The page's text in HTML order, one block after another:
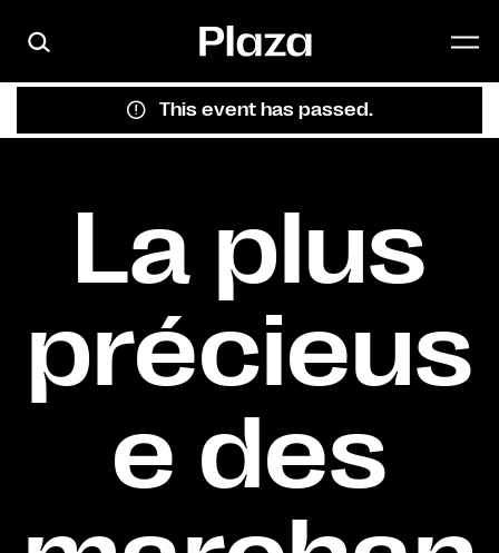
This event has passed.
La plus
précieus
e des